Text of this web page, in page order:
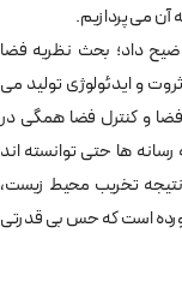
می پردازیم.
داد؛ بحث نظریه فضا
و ایدئولوژی تولید می
و کنترل فضا همگی در
ها حتی توانسته اند
تخریب محیط زیست،
آورده است که حس بی قدرتی